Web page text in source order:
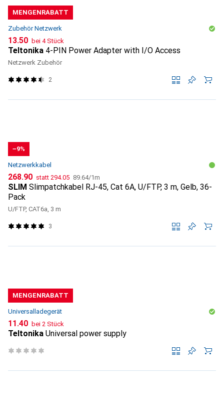
MENGENRABATT
Zubehör Netzwerk
CHF
13.50 bei 4 Stück
Teltonika 4-PIN Power Adapter with I/O Access
Netzwerk Zubehör
2
−9%
Netzwerkkabel
CHF
268.90 statt CHF
294.05 CHF
89.64/1m
SLIM Slimpatchkabel RJ-45, Cat 6A, U/FTP, 3 m, Gelb, 36-
Pack
U/FTP, CAT6a, 3 m
3
MENGENRABATT
Universalladegerät
CHF
11.40 bei 2 Stück
Teltonika Universal power supply